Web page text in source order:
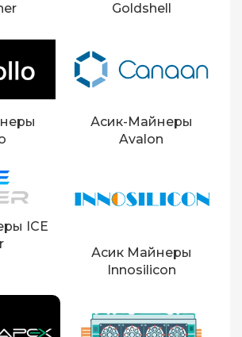
Goldshell
Асик-Майнеры
Avalon
ICE
Асик Майнеры
Innosilicon